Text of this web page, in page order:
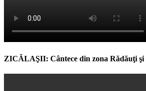
ZICĂLAŞII: Cântece din zona Rădăuţi şi